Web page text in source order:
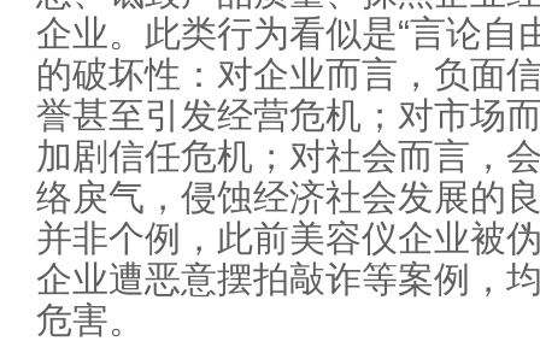
企业。此类行为看似是“言论自
的破坏性：对企业而言，负面
誉甚至引发经营危机；对市场
加剧信任危机；对社会而言，
络戾气，侵蚀经济社会发展的
并非个例，此前美容仪企业被
企业遭恶意摆拍敲诈等案例，
危害。